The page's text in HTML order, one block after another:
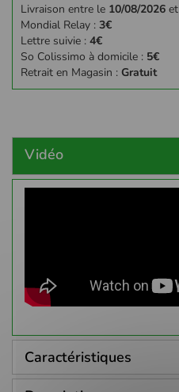
Livraison entre le 10/08/2026 et
Mondial Relay : 3€
Lettre suivie : 4€
So Colissimo à domicile : 5€
Retrait en Magasin : Gratuit
Vidéo
Caractéristiques